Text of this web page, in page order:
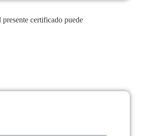
certificado puede